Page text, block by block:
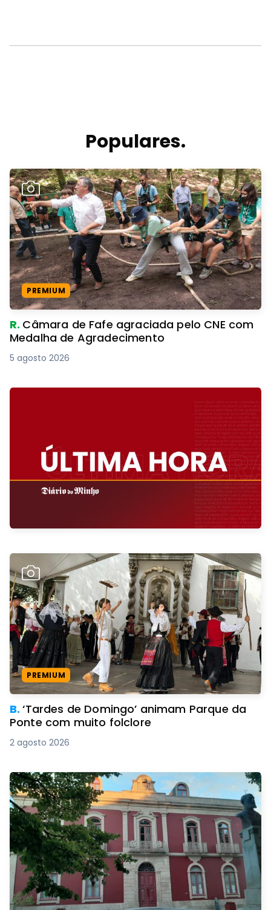
Populares.
PREMIUM
R. Câmara de Fafe agraciada pelo CNE com
Medalha de Agradecimento
5 agosto 2026
PREMIUM
B.‘Tardes de Domingo’ animam Parque da
Ponte com muito folclore
2 agosto 2026